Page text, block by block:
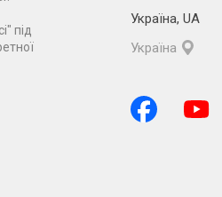
під
Україна, UA
Україна